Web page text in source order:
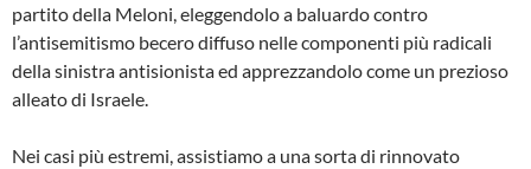
partito della Meloni, eleggendolo a baluardo contro
l’antisemitismo becero diffuso nelle componenti più radicali
della sinistra antisionista ed apprezzandolo come un prezioso
alleato di Israele.
Nei casi più estremi, assistiamo a una sorta di rinnovato